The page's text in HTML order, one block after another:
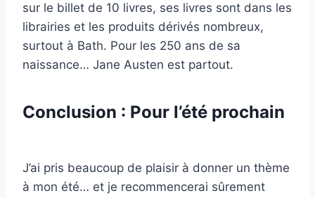
sur le billet de 10 livres, ses livres sont dans les
librairies et les produits dérivés nombreux,
surtout à Bath. Pour les 250 ans de sa
naissance… Jane Austen est partout.
Conclusion : Pour l’été prochain
J’ai pris beaucoup de plaisir à donner un thème
à mon été… et je recommencerai sûrement